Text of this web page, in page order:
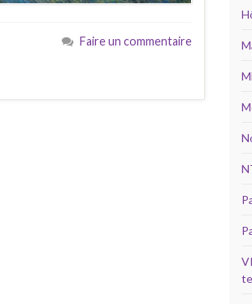
Faire un commentaire